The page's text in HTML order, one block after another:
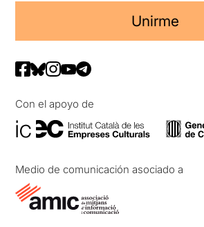
Unirme
Con el apoyo de
Medio de comunicación asociado a